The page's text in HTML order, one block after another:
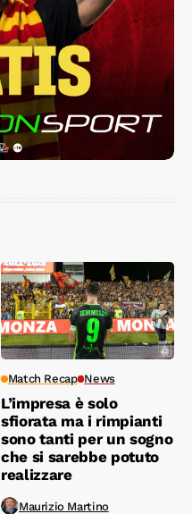
Match Recap News
L’impresa è solo
sfiorata ma i rimpianti
sono tanti per un sogno
che si sarebbe potuto
realizzare
Maurizio Martino